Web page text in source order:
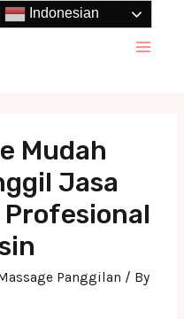
Mudah
Jasa
Panggilan / By
Indonesian